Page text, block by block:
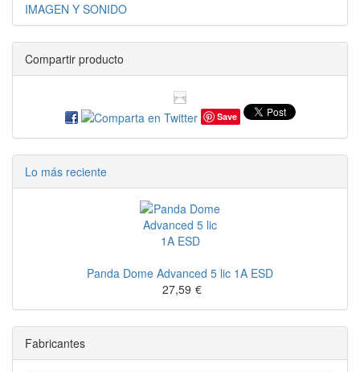
IMAGEN Y SONIDO
Compartir producto
Save
Lo más reciente
Panda Dome Advanced 5 lic 1A ESD
27,59 €
Fabricantes